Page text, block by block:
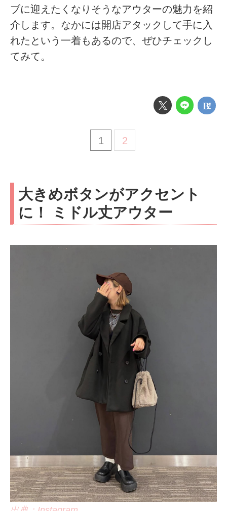
ブに迎えたくなりそうなアウターの魅力を紹
介します。なかには開店アタックして手に入
れたという一着もあるので、ぜひチェックし
てみて。
1 2
大きめボタンがアクセント
に！ ミドル丈アウター